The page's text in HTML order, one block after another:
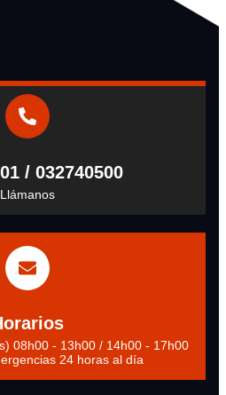
/ 032740500
Llámanos
08h00 - 13h00 / 14h00 - 17h00
24 horas al día